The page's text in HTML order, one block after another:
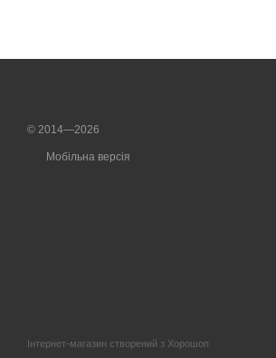
© 2014—2026
Мобільна версія
Інтернет-магазин створений з Хорошоп